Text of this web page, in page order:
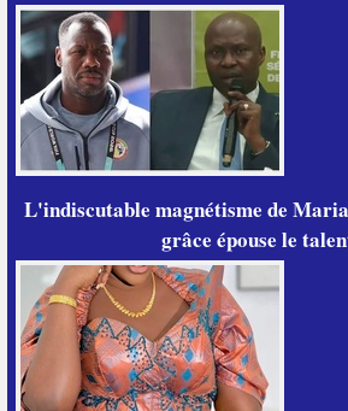
L'indiscutable magnétisme de
grâce épouse le